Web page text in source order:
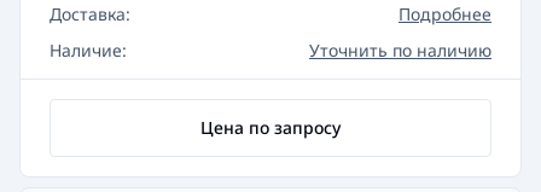
Доставка:
Подробнее
Наличие:
Уточнить по наличию
Цена по запросу